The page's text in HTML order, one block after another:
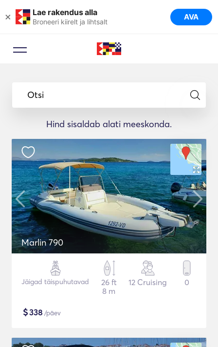
× Lae rakendus alla
Broneeri kiirelt ja lihtsalt AVA
Otsi
Hind sisaldab alati meeskonda.
Marlin 790
Jäigad täispuhutavad
26 ft
8 m
12 Cruising 0
$338 /päev